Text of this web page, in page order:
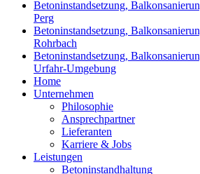
Betoninstandsetzung,
Perg
Betoninstandsetzung,
Rohrbach
Betoninstandsetzung,
Urfahr-Umgebung
Home
Unternehmen
Philosophie
Ansprechpartner
Lieferanten
Karriere & Jobs
Leistungen
Betoninstandhaltung